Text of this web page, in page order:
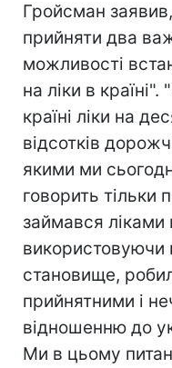
Гройсман
прийняти два
можливості
на ліки в
країні ліки на
відсотків
якими ми
говорить тільки
займався ліками
використовуючи
становище,
прийнятними і
відношенню до
Ми в цьому